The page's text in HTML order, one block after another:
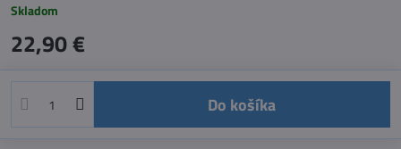
Skladom
22,90 €
Do košíka